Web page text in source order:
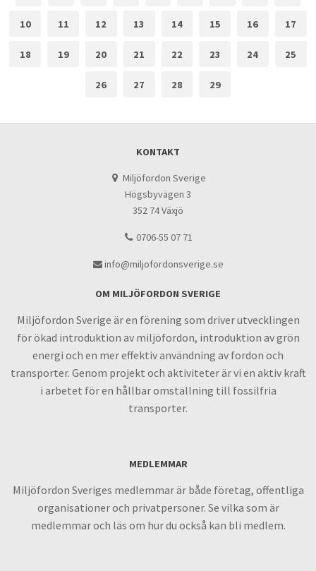
10 11 12 13 14 15 16 17
18 19 20 21 22 23 24 25
26 27 28 29
KONTAKT
Miljöfordon Sverige
Högsbyvägen 3
352 74 Växjö
0706-55 07 71
info@miljofordonsverige.se
OM MILJÖFORDON SVERIGE
Miljöfordon Sverige är en förening som driver utvecklingen
för ökad introduktion av miljöfordon, introduktion av grön
energi och en mer effektiv användning av fordon och
transporter. Genom projekt och aktiviteter är vi en aktiv kraft
i arbetet för en hållbar omställning till fossilfria
transporter.
MEDLEMMAR
Miljöfordon Sveriges medlemmar är både företag, offentliga
organisationer och privatpersoner. Se vilka som är
medlemmar och läs om hur du också kan bli medlem.